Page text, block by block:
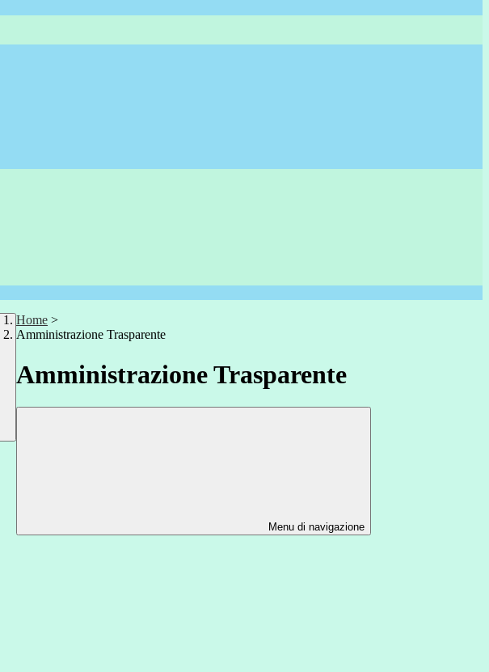
Home >
Amministrazione Trasparente
Amministrazione Trasparente
Menu di navigazione